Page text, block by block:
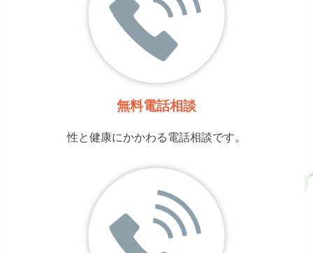
無料電話相談
性と健康にかかわる電話相談です。